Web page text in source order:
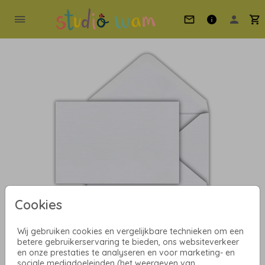
Cookies
Wij gebruiken cookies en vergelijkbare technieken om een
betere gebruikerservaring te bieden, ons websiteverkeer
en onze prestaties te analyseren en voor marketing- en
Oud-Hollands 12 X 18